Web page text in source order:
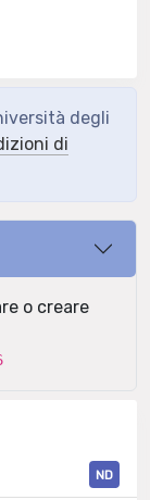
degli
di
o creare
ND